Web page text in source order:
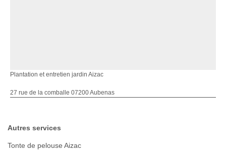
Plantation et entretien jardin Aizac
27 rue de la comballe 07200 Aubenas
Autres services
Tonte de pelouse Aizac